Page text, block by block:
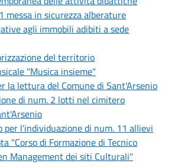
messa in sicurezza alberature
agli immobili adibiti a sede
del territorio
"Musica insieme"
la lettura del Comune di Sant'Arsenio
di num. 2 lotti nel cimitero
per l'individuazione di num. 11 allievi
"Corso di Formazione di Tecnico
Management dei siti Culturali"